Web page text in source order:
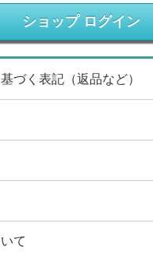
ショップ ログイン
づく表記（返品など）
て